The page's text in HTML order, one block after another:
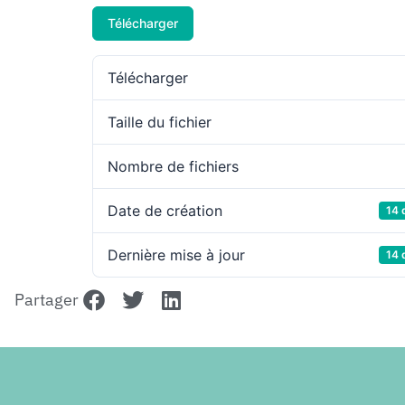
Télécharger
Télécharger
Taille du fichier
Nombre de fichiers
Date de création 14
Dernière mise à jour 14
Partager